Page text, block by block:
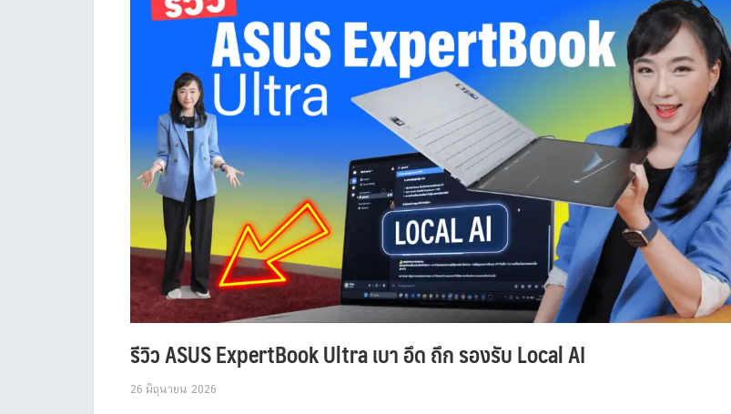
รีวิว ASUS ExpertBook Ultra เบา อึด ถึก รองรับ Local AI
26 มิถุนายน 2026